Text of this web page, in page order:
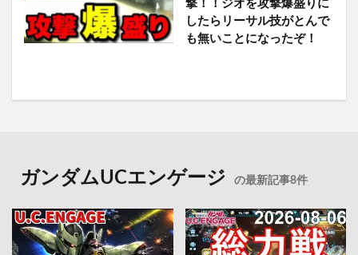
撃！！ジオを攻撃爆盛りに
したらリーサル技がとんで
も無いことになったぞ！
ガンダムUCエンゲージ の最新記事8件